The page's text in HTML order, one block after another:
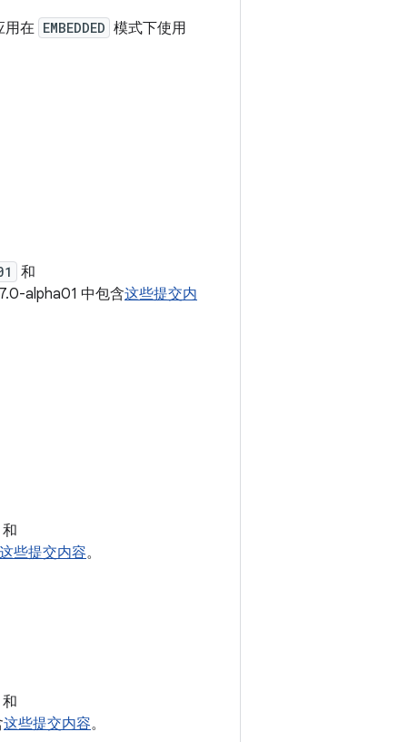
用在 EMBEDDED 模式下使用
和
alpha01 中包含这些提交内
和
这些提交内容。
和
这些提交内容。